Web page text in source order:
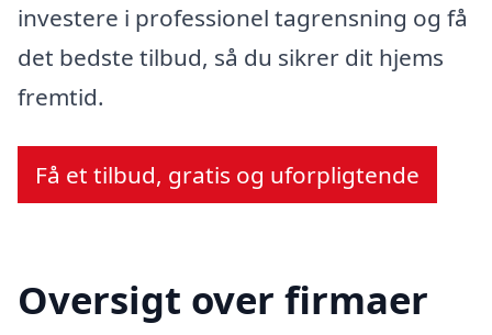
investere i professionel tagrensning og få
det bedste tilbud, så du sikrer dit hjems
fremtid.
Få et tilbud, gratis og uforpligtende
Oversigt over firmaer